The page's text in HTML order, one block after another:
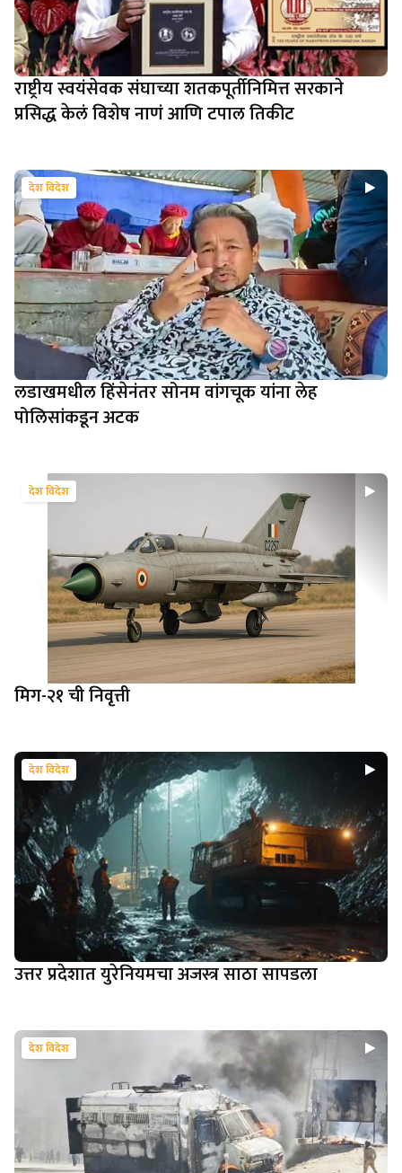
राष्ट्रीय स्वयंसेवक संघाच्या शतकपूर्तीनिमित्त सरकाने
प्रसिद्ध केलं विशेष नाणं आणि टपाल तिकीट
देश विदेश
लडाखमधील हिंसेनंतर सोनम वांगचूक यांना लेह
पोलिसांकडून अटक
देश विदेश
मिग-२१ ची निवृत्ती
देश विदेश
उत्तर प्रदेशात युरेनियमचा अजस्त्र साठा सापडला
देश विदेश